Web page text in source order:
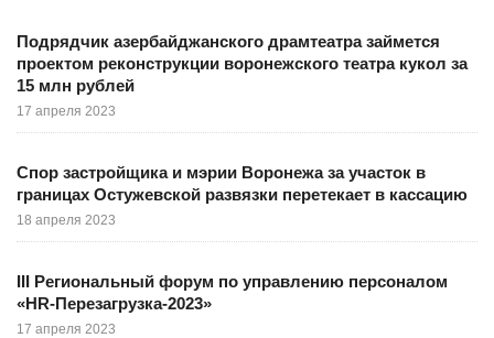
Подрядчик азербайджанского драмтеатра займется
проектом реконструкции воронежского театра кукол за
15 млн рублей
17 апреля 2023
Спор застройщика и мэрии Воронежа за участок в
границах Остужевской развязки перетекает в кассацию
18 апреля 2023
III Региональный форум по управлению персоналом
«HR-Перезагрузка-2023»
17 апреля 2023